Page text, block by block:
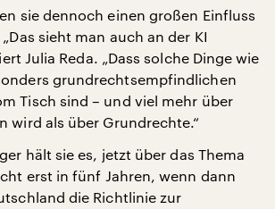
sie dennoch einen großen Einfluss
sieht man auch an der KI
Julia Reda. „Dass solche Dinge wie
grundrechtsempfindlichen
Tisch sind – und viel mehr über
wird als über Grundrechte.“
hält sie es, jetzt über das Thema
erst in fünf Jahren, wenn dann
die Richtlinie zur